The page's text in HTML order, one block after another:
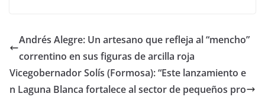
e
b
o
o
er s
A
p
p
p
ar
tir
Andrés Alegre: Un artesano que refleja al “mencho”
correntino en sus figuras de arcilla roja
Vicegobernador Solís (Formosa): “Este lanzamiento e
n Laguna Blanca fortalece al sector de pequeños pro